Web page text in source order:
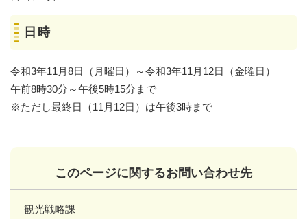
日時
令和3年11月8日（月曜日）～令和3年11月12日（金曜日）
午前8時30分～午後5時15分まで
※ただし最終日（11月12日）は午後3時まで
このページに関するお問い合わせ先
観光戦略課